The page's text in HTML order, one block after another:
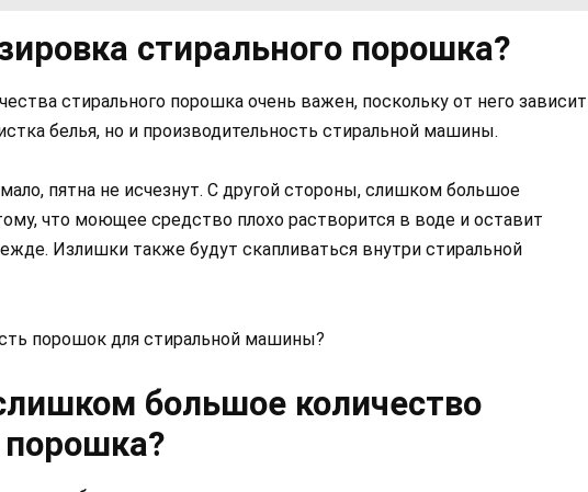
стирального порошка?
стирального порошка очень важен, поскольку от него зависит
белья, но и производительность стиральной машины.
пятна не исчезнут. С другой стороны, слишком большое
что моющее средство плохо растворится в воде и оставит
Излишки также будут скапливаться внутри стиральной
порошок для стиральной машины?
большое количество
порошка?